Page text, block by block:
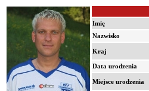
Imię
Nazwisko
Kraj
Data urodzenia
Miejsce urodzenia